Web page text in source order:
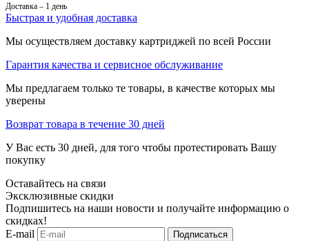
Доставка – 1 день
Быстрая и удобная доставка
Мы осуществляем доставку картриджей по всей России
Гарантия качества и сервисное обслуживание
Мы предлагаем только те товары, в качестве которых мы
уверены
Возврат товара в течение 30 дней
У Вас есть 30 дней, для того чтобы протестировать Вашу
покупку
Оставайтесь на связи
Эксклюзивные скидки
Подпишитесь на наши новости и получайте информацию о
скидках!
E-mail
Подписаться